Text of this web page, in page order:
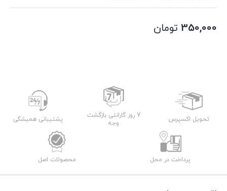
350,000 تومان
تحویل اکسپرس
7 روز گارانتی بازگشت
وجه
پشتیبانی همیشگی
پرداخت در محل محصولات اصل